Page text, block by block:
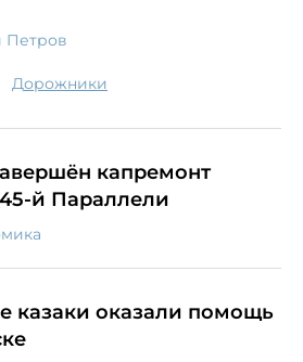
Петров
дорожники
капремонт
й Параллели
казаки оказали помощь